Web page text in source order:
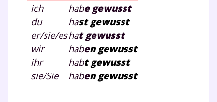
ich
du
er/sie/es
wir
ihr
sie/Sie
habe gewusst
hast gewusst
hatgewusst
haben gewusst
habt gewusst
haben gewusst